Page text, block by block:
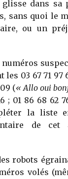
dans sa
sans quoi le
ou un
03 67 71 97
(« Allo oui
; 01 86 68 62
la liste
de
robots
volés